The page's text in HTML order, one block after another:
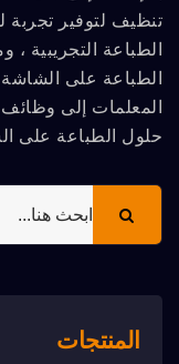
تنظيف لتوفير تجربة
الطباعة التجريبية
الطباعة على
المعلمات إلى
حلول الطباعة على
المنتجات